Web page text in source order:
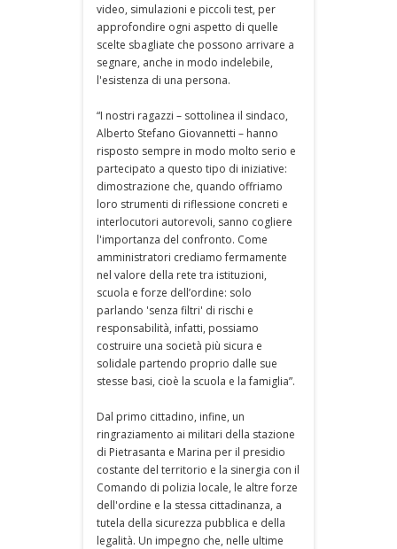
video, simulazioni e piccoli test, per
approfondire ogni aspetto di quelle
scelte sbagliate che possono arrivare a
segnare, anche in modo indelebile,
l'esistenza di una persona.
“I nostri ragazzi – sottolinea il sindaco,
Alberto Stefano Giovannetti – hanno
risposto sempre in modo molto serio e
partecipato a questo tipo di iniziative:
dimostrazione che, quando offriamo
loro strumenti di riflessione concreti e
interlocutori autorevoli, sanno cogliere
l'importanza del confronto. Come
amministratori crediamo fermamente
nel valore della rete tra istituzioni,
scuola e forze dell’ordine: solo
parlando 'senza filtri' di rischi e
responsabilità, infatti, possiamo
costruire una società più sicura e
solidale partendo proprio dalle sue
stesse basi, cioè la scuola e la famiglia”.
Dal primo cittadino, infine, un
ringraziamento ai militari della stazione
di Pietrasanta e Marina per il presidio
costante del territorio e la sinergia con il
Comando di polizia locale, le altre forze
dell'ordine e la stessa cittadinanza, a
tutela della sicurezza pubblica e della
legalità. Un impegno che, nelle ultime